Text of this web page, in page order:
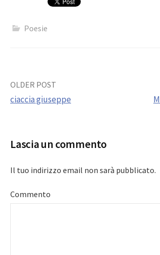
Poesie
Post
OLDER POST
ciaccia giuseppe
Lascia un commento
Il tuo indirizzo email non sarà pubblicato.
Commento